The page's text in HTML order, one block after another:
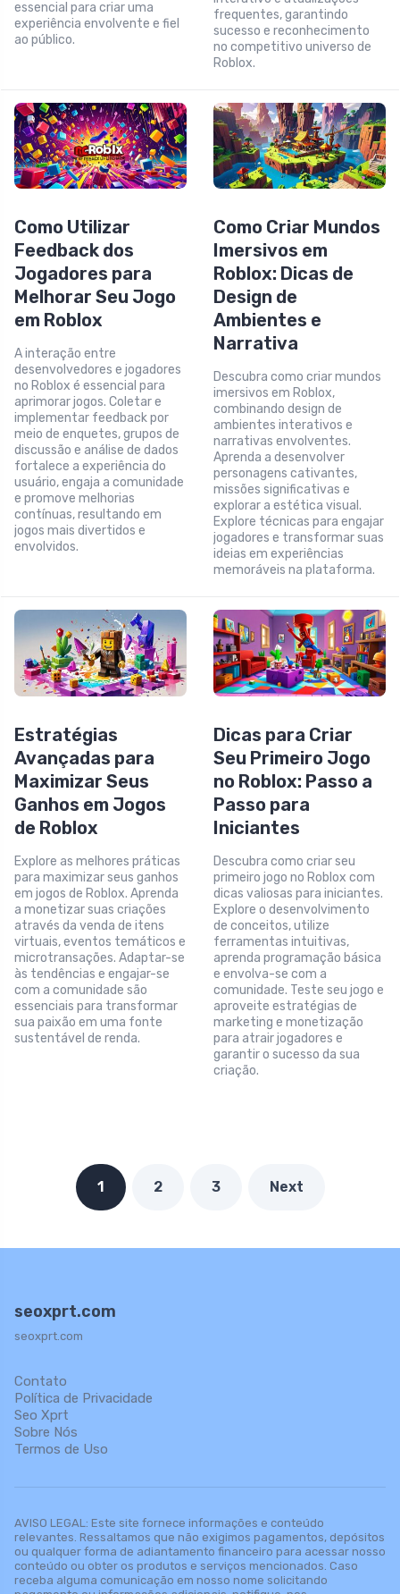
essencial para criar uma
experiência envolvente e fiel
ao público.
frequentes, garantindo
sucesso e reconhecimento
no competitivo universo de
Roblox.
Como Utilizar
Feedback dos
Jogadores para
Melhorar Seu Jogo
em Roblox
A interação entre
desenvolvedores e jogadores
no Roblox é essencial para
aprimorar jogos. Coletar e
implementar feedback por
meio de enquetes, grupos de
discussão e análise de dados
fortalece a experiência do
usuário, engaja a comunidade
e promove melhorias
contínuas, resultando em
jogos mais divertidos e
envolvidos.
Como Criar Mundos
Imersivos em
Roblox: Dicas de
Design de
Ambientes e
Narrativa
Descubra como criar mundos
imersivos em Roblox,
combinando design de
ambientes interativos e
narrativas envolventes.
Aprenda a desenvolver
personagens cativantes,
missões significativas e
explorar a estética visual.
Explore técnicas para engajar
jogadores e transformar suas
ideias em experiências
memoráveis na plataforma.
Estratégias
Avançadas para
Maximizar Seus
Ganhos em Jogos
de Roblox
Explore as melhores práticas
para maximizar seus ganhos
em jogos de Roblox. Aprenda
a monetizar suas criações
através da venda de itens
virtuais, eventos temáticos e
microtransações. Adaptar-se
às tendências e engajar-se
com a comunidade são
essenciais para transformar
sua paixão em uma fonte
sustentável de renda.
Dicas para Criar
Seu Primeiro Jogo
no Roblox: Passo a
Passo para
Iniciantes
Descubra como criar seu
primeiro jogo no Roblox com
dicas valiosas para iniciantes.
Explore o desenvolvimento
de conceitos, utilize
ferramentas intuitivas,
aprenda programação básica
e envolva-se com a
comunidade. Teste seu jogo e
aproveite estratégias de
marketing e monetização
para atrair jogadores e
garantir o sucesso da sua
criação.
1 2 3 Next
seoxprt.com
seoxprt.com
Contato
Política de Privacidade
Seo Xprt
Sobre Nós
Termos de Uso
AVISO LEGAL: Este site fornece informações e conteúdo
relevantes. Ressaltamos que não exigimos pagamentos, depósitos
ou qualquer forma de adiantamento financeiro para acessar nosso
conteúdo ou obter os produtos e serviços mencionados. Caso
receba alguma comunicação em nosso nome solicitando